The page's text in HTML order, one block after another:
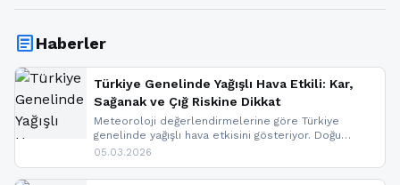
articleHaberler
Türkiye Genelinde Yağışlı Hava Etkili: Kar,
Sağanak ve Çığ Riskine Dikkat
Meteoroloji değerlendirmelerine göre Türkiye
genelinde yağışlı hava etkisini gösteriyor. Doğu
bölgelerinde kar yağışı beklenirken Marmara ve
ise çığ tehlikesi bulunuyor. İç kesimlerde sis ve pus
05.03.2026